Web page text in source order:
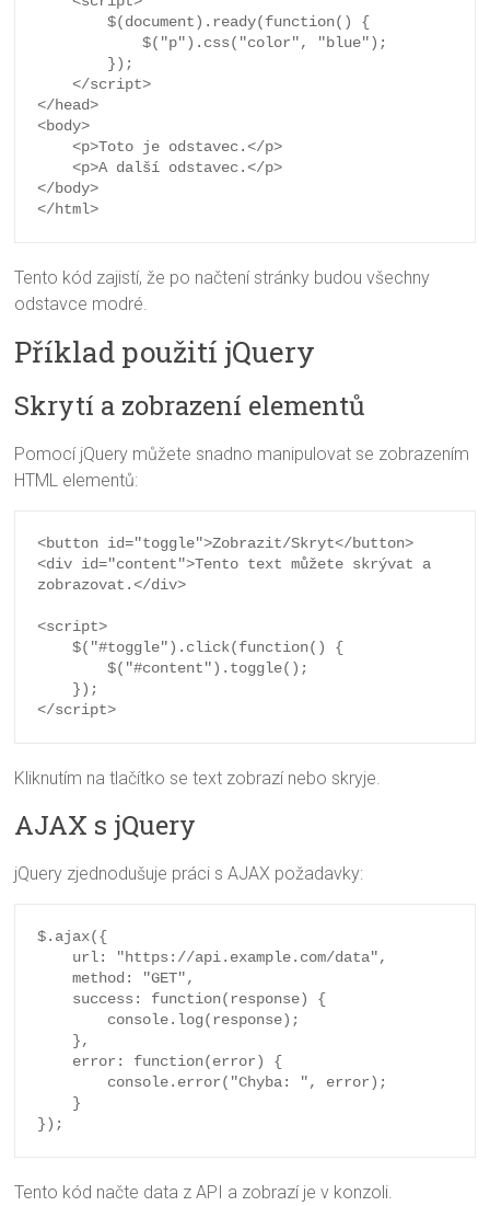
        $(document).ready(function() {
            $("p").css("color", "blue");
    </script>
</head>
<body>
    <p>Toto je odstavec.</p>
    <p>A další odstavec.</p>
</body>
</html>
Tento kód zajistí, že po načtení stránky budou všechny
odstavce modré.
Příklad použití jQuery
Skrytí a zobrazení elementů
Pomocí jQuery můžete snadno manipulovat se zobrazením
HTML elementů:
<button id="toggle">Zobrazit/Skryt</button>
<div id="content">Tento text můžete skrývat a
zobrazovat.</div>
<script>
    $("#toggle").click(function() {
        $("#content").toggle();
</script>
Kliknutím na tlačítko se text zobrazí nebo skryje.
AJAX s jQuery
jQuery zjednodušuje práci s AJAX požadavky:
$.ajax({
    method: "GET",
});
Tento kód načte data z API a zobrazí je v konzoli.